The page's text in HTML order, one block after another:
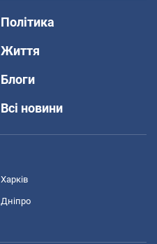
Політика
Життя
Блоги
Всі новини
Харків
Дніпро